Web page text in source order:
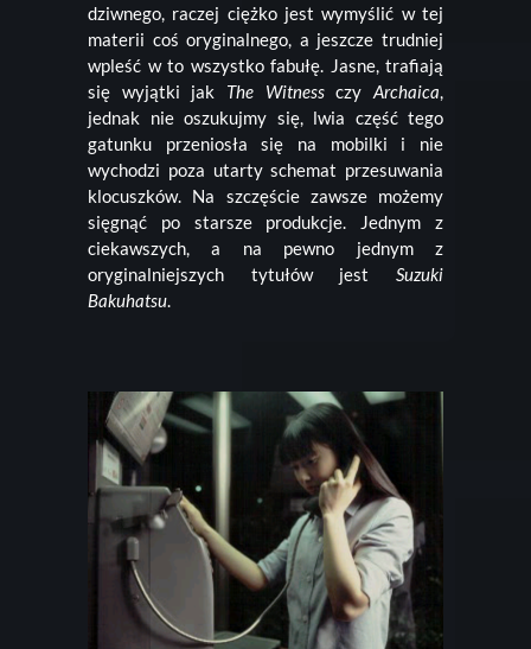
dziwnego, raczej ciężko jest wymyślić w tej
materii coś oryginalnego, a jeszcze trudniej
wpleść w to wszystko fabułę. Jasne, trafiają
się wyjątki jak The WitnessczyArchaica,
jednak nie oszukujmy się, lwia część tego
gatunku przeniosła się na mobilki i nie
wychodzi poza utarty schemat przesuwania
klocuszków. Na szczęście zawsze możemy
sięgnąć po starsze produkcje. Jednym z
ciekawszych, a na pewno jednym z
oryginalniejszych tytułów jest Suzuki
Bakuhatsu.